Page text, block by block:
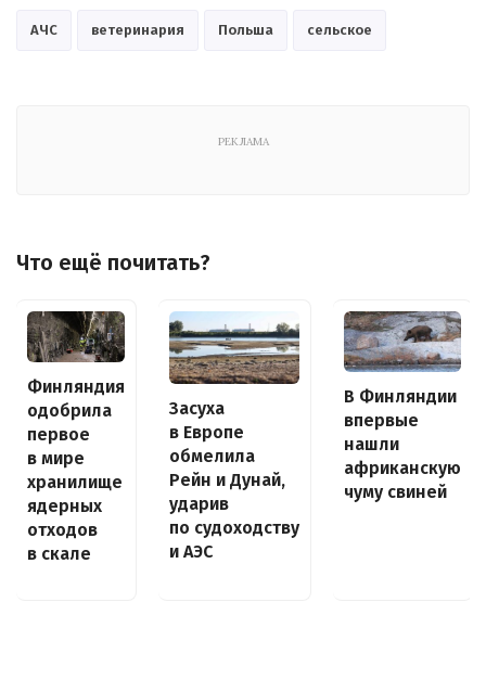
АЧС ветеринария Польша сельское
РЕКЛАМА
Что ещё почитать?
Финляндия
одобрила
первое
в мире
хранилище
ядерных
отходов
в скале
Засуха
в Европе
обмелила
Рейн и Дунай,
ударив
по судоходству
и АЭС
В Финляндии
впервые
нашли
африканскую
чуму свиней